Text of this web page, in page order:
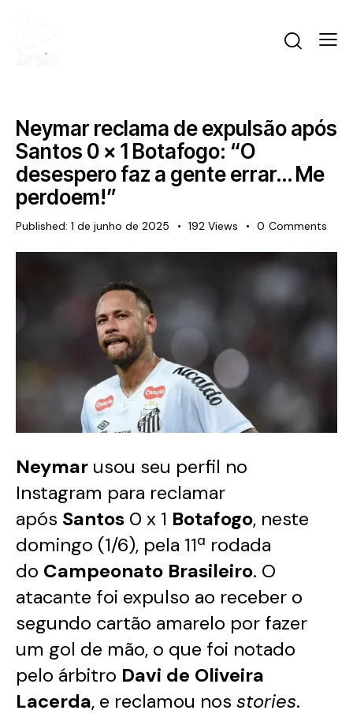
Neymar reclama de expulsão após
Santos 0 x 1 Botafogo: “O
desespero faz a gente errar… Me
perdoem!”
Published: 1 de junho de 2025 192 Views 0 Comments
Neymar usou seu perfil no
Instagram para reclamar
após Santos 0 x 1 Botafogo, neste
domingo (1/6), pela 11ª rodada
do Campeonato Brasileiro. O
atacante foi expulso ao receber o
segundo cartão amarelo por fazer
um gol de mão, o que foi notado
pelo árbitro Davi de Oliveira
Lacerda, e reclamou nos stories.